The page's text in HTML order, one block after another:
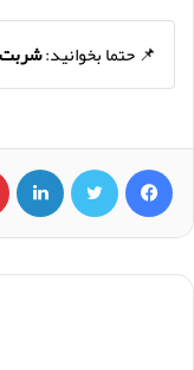
📌 حتما بخوانید:
فیس بوک